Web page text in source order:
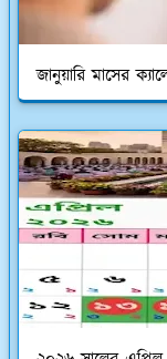
জানুয়ারি মাসের